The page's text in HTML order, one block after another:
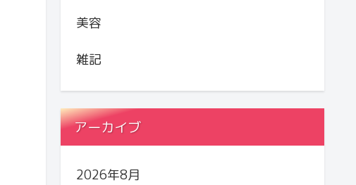
美容
雑記
アーカイブ
2026年8月